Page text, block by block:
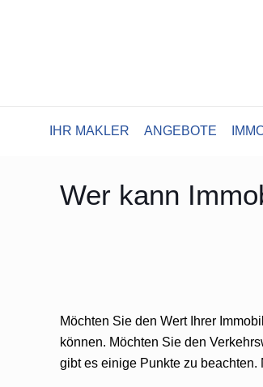
IHR MAKLER ANGEBOTE
Wer kann
Möchten Sie den Wert Ihrer
können. Möchten Sie den
gibt es einige Punkte zu